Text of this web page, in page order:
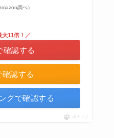
調べ）
認する
大11倍！／
確認する
グで確認する
ポチップ